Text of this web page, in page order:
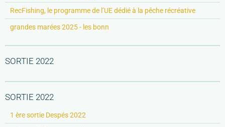
RecFishing, le programme de l’UE dédié à la pêche récréative
grandes marées 2025 - les bonn
SORTIE 2022
SORTIE 2022
1 ère sortie Despés 2022